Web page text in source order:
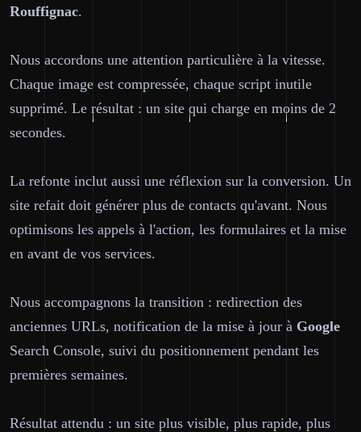
Rouffignac.
Nous accordons une attention particulière à la vitesse.
Chaque image est compressée, chaque script inutile
supprimé. Le résultat : un site qui charge en moins de 2
secondes.
La refonte inclut aussi une réflexion sur la conversion. Un
site refait doit générer plus de contacts qu'avant. Nous
optimisons les appels à l'action, les formulaires et la mise
en avant de vos services.
Nous accompagnons la transition : redirection des
anciennes URLs, notification de la mise à jour à Google
Search Console, suivi du positionnement pendant les
premières semaines.
Résultat attendu : un site plus visible, plus rapide, plus